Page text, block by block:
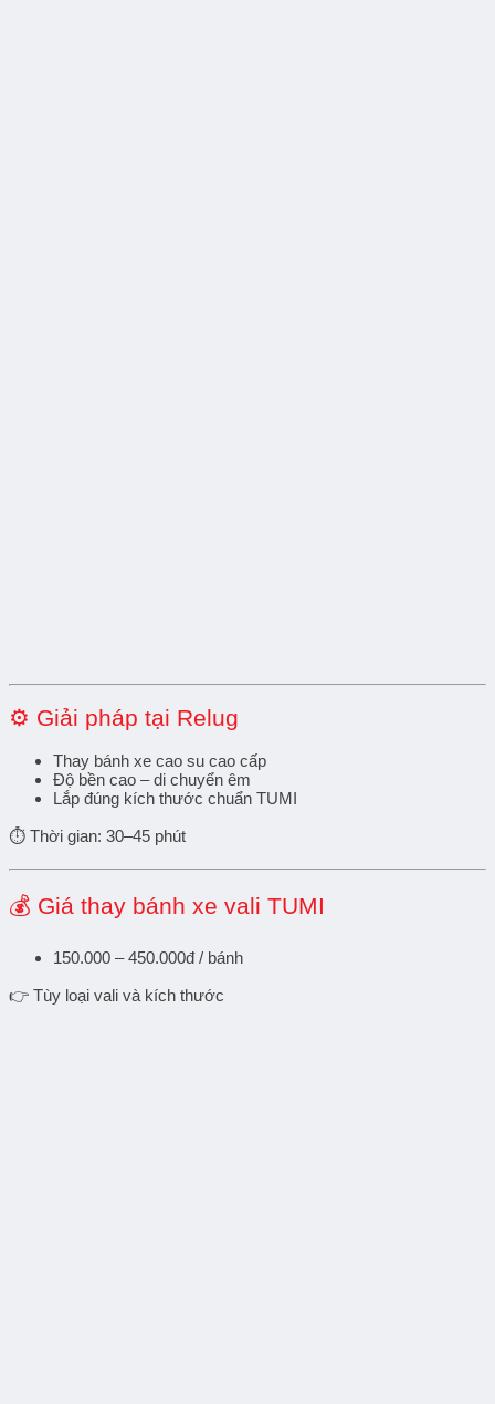
⚙️ Giải pháp tại Relug
Thay bánh xe cao su cao cấp
Độ bền cao – di chuyển êm
Lắp đúng kích thước chuẩn TUMI
⏱ Thời gian: 30–45 phút
💰 Giá thay bánh xe vali TUMI
150.000 – 450.000đ / bánh
👉 Tùy loại vali và kích thước